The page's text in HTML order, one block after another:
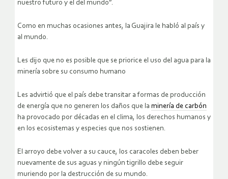
nuestro futuro y el del mundo”.
Como en muchas ocasiones antes, la Guajira le habló al país y
al mundo.
Les dijo que no es posible que se priorice el uso del agua para la
minería sobre su consumo humano
Les advirtió que el país debe transitar a formas de producción
de energía que no generen los daños que la minería de carbón
ha provocado por décadas en el clima, los derechos humanos y
en los ecosistemas y especies que nos sostienen.
El arroyo debe volver a su cauce, los caracoles deben beber
nuevamente de sus aguas y ningún tigrillo debe seguir
muriendo por la destrucción de su mundo.